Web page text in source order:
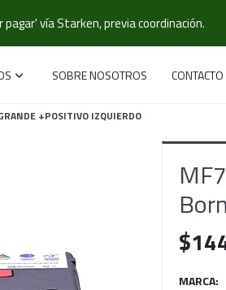
vía Starken, previa coordinación.
SOBRE NOSOTROS CONTACTO
+POSITIVO IZQUIERDO
MARCA: